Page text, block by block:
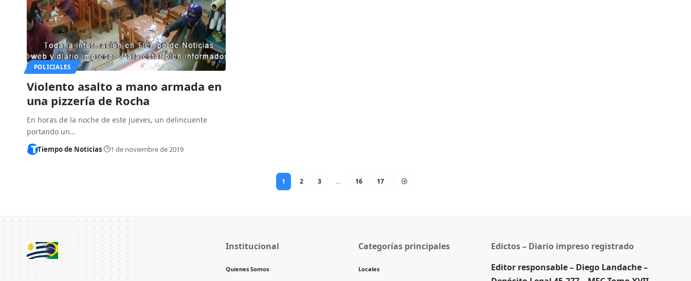
POLICIALES
Violento asalto a mano armada en
una pizzería de Rocha
En horas de la noche de este jueves, un delincuente
portando un…
Tiempo de Noticias 1 de noviembre de 2019
1 2 3 … 16 17
Institucional
Quienes Somos
Categorías principales
Locales
Edictos – Diario impreso registrado
Editor responsable – Diego Landache –